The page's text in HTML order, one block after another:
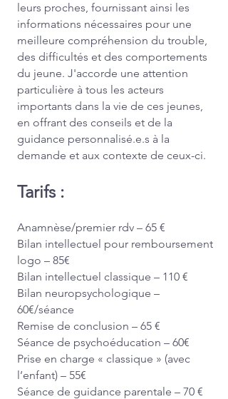
leurs proches, fournissant ainsi les
informations nécessaires pour une
meilleure compréhension du trouble,
des difficultés et des comportements
du jeune. J'accorde une attention
particulière à tous les acteurs
importants dans la vie de ces jeunes,
en offrant des conseils et de la
guidance personnalisé.e.s à la
demande et aux contexte de ceux-ci.
Tarifs :
Anamnèse/premier rdv – 65 €
Bilan intellectuel pour remboursement
logo – 85€
Bilan intellectuel classique – 110 €
Bilan neuropsychologique –
60€/séance
Remise de conclusion – 65 €
Séance de psychoéducation – 60€
Prise en charge « classique » (avec
l’enfant) – 55€
Séance de guidance parentale – 70 €